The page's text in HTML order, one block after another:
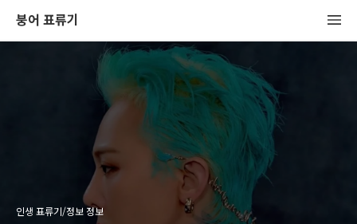
붕어 표류기
인생 표류기/정보 정보